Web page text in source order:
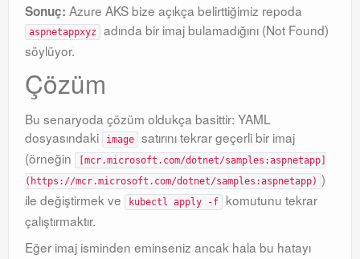
Sonuç: Azure AKS bize açıkça belirttiğimiz repoda
aspnetappxyz
adında bir imaj bulamadığını (Not Found)
söylüyor.
Çözüm
Bu senaryoda çözüm oldukça basittir: YAML
dosyasındaki
image
satırını tekrar geçerli bir imaj
(örneğin
[mcr.microsoft.com/dotnet/samples:aspnetapp]
(https://mcr.microsoft.com/dotnet/samples:aspnetapp) )
ile değiştirmek ve
kubectl apply -f
komutunu tekrar
çalıştırmaktır.
Eğer imaj isminden eminseniz ancak hala bu hatayı